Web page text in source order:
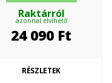
Raktárról
azonnal elvihető
24 090 Ft
RÉSZLETEK